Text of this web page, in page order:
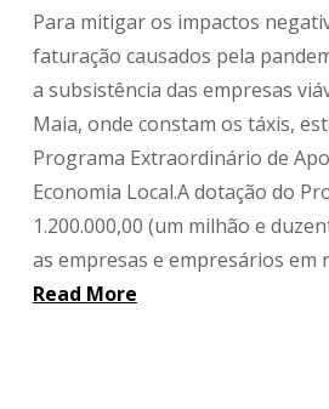
Para mitigar os impactos
faturação causados pela
a subsistência das empresas
Maia, onde constam os táxis,
Programa Extraordinário de
Economia Local.A dotação do
1.200.000,00 (um milhão e
as empresas e empresários em
Read More